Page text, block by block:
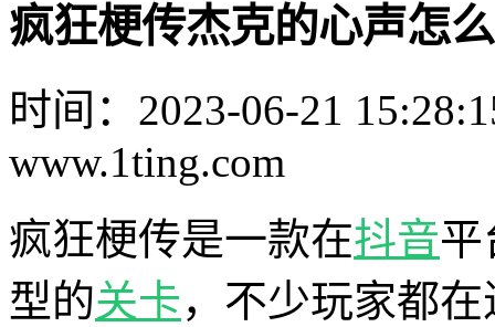
疯狂梗传杰克的心声怎
时间：2023-06-21
www.1ting.com
疯狂梗传是一款在抖音平
型的关卡，不少玩家都